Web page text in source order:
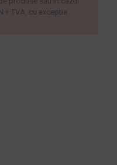
+ TVA, cu exceptia